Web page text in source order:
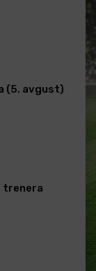
(5. avgust)
trenera